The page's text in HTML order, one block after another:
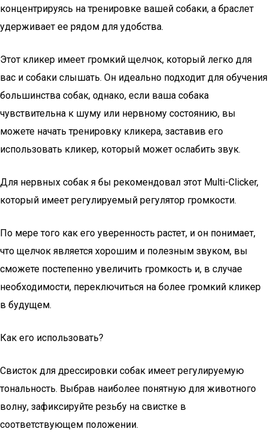
концентрируясь на тренировке вашей собаки, а браслет
удерживает ее рядом для удобства.
Этот кликер имеет громкий щелчок, который легко для
вас и собаки слышать. Он идеально подходит для обучения
большинства собак, однако, если ваша собака
чувствительна к шуму или нервному состоянию, вы
можете начать тренировку кликера, заставив его
использовать кликер, который может ослабить звук.
Для нервных собак я бы рекомендовал этот Multi-Clicker,
который имеет регулируемый регулятор громкости.
По мере того как его уверенность растет, и он понимает,
что щелчок является хорошим и полезным звуком, вы
сможете постепенно увеличить громкость и, в случае
необходимости, переключиться на более громкий кликер
в будущем.
Как его использовать?
Свисток для дрессировки собак имеет регулируемую
тональность. Выбрав наиболее понятную для животного
волну, зафиксируйте резьбу на свистке в
соответствующем положении.